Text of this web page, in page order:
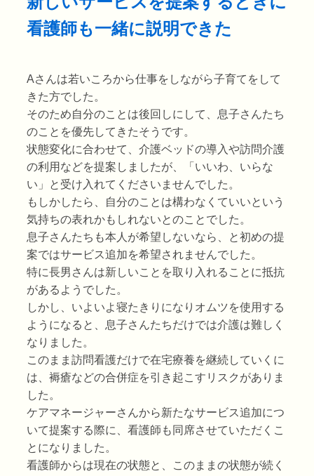
看護師も一緒に説明できた
Aさんは若いころから仕事をしながら子育てをして
きた方でした。
そのため自分のことは後回しにして、息子さんたち
のことを優先してきたそうです。
状態変化に合わせて、介護ベッドの導入や訪問介護
の利用などを提案しましたが、「いいわ、いらな
い」と受け入れてくださいませんでした。
もしかしたら、自分のことは構わなくていいという
気持ちの表れかもしれないとのことでした。
息子さんたちも本人が希望しないなら、と初めの提
案ではサービス追加を希望されませんでした。
特に長男さんは新しいことを取り入れることに抵抗
があるようでした。
しかし、いよいよ寝たきりになりオムツを使用する
ようになると、息子さんたちだけでは介護は難しく
なりました。
このまま訪問看護だけで在宅療養を継続していくに
は、褥瘡などの合併症を引き起こすリスクがありま
した。
ケアマネージャーさんから新たなサービス追加につ
いて提案する際に、看護師も同席させていただくこ
とになりました。
看護師からは現在の状態と、このままの状態が続く